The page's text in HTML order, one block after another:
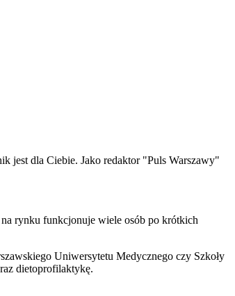
jest dla Ciebie. Jako redaktor "Puls Warszawy"
rynku funkcjonuje wiele osób po krótkich
Uniwersytetu Medycznego czy Szkoły
dietoprofilaktykę.